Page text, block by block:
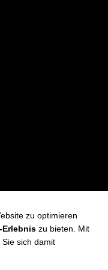
zu optimieren
Erlebnis zu bieten. Mit
sich damit